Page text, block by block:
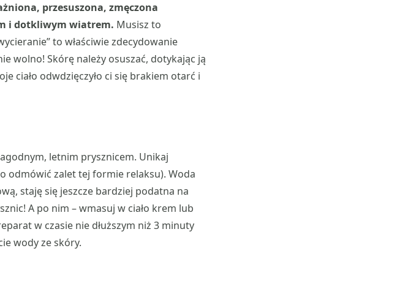
przesuszona, zmęczona
i dotkliwym wiatrem. Musisz to
to właściwie zdecydowanie
wolno! Skórę należy osuszać, dotykając ją
ciało odwdzięczyło ci się brakiem otarć i
letnim prysznicem. Unikaj
odmówić zalet tej formie relaksu). Woda
staję się jeszcze bardziej podatna na
A po nim – wmasuj w ciało krem lub
w czasie nie dłuższym niż 3 minuty
wody ze skóry.